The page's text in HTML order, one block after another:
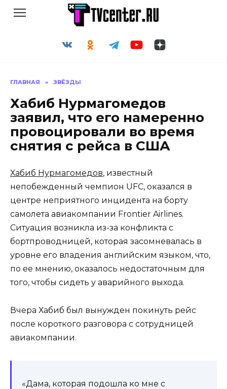
ГЛАВНАЯ » ЗВЁЗДЫ
Хабиб Нурмагомедов
заявил, что его намеренно
провоцировали во время
снятия с рейса в США
Хабиб Нурмагомедов, известный
непобежденный чемпион UFC, оказался в
центре неприятного инцидента на борту
самолета авиакомпании Frontier Airlines.
Ситуация возникла из-за конфликта с
бортпроводницей, которая засомневалась в
уровне его владения английским языком, что,
по ее мнению, оказалось недостаточным для
того, чтобы сидеть у аварийного выхода.
Вчера Хабиб был вынужден покинуть рейс
после короткого разговора с сотрудницей
авиакомпании.
«Дама, которая подошла ко мне с